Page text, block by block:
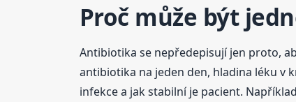
Proč může být
Antibiotika se nepředepisují jen proto,
antibiotika na jeden den, hladina léku v
infekce a jak stabilní je pacient.